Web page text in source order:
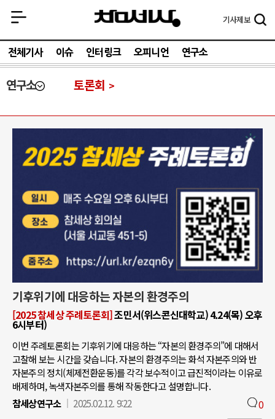
기사제보
전체기사 이슈 인터링크 오피니언 연구소
연구소 토론회
기후위기에 대응하는 자본의 환경주의
[2025 참세상 주례토론회]조민서(위스콘신대학교) 4.24(목) 오후
6시부터)
이번 주례토론회는 기후위기에 대응하는 “자본의 환경주의”에 대해서
고찰해 보는 시간을 갖습니다. 자본의 환경주의는 화석 자본주의와 반
자본주의 정치(체제전환운동)를 각각 보수적이고 급진적이라는 이유로
배제하며, 녹색자본주의를 통해 작동한다고 설명합니다.
참세상연구소
2025.02.12. 9:22 0